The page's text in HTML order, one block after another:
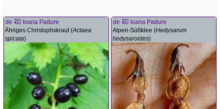
de
Ioana Padure
Ähriges Christophskraut (Actaea
spicata)
de
Ioana Padure
Alpen-Süßklee (Hedysarum
hedysaroides)